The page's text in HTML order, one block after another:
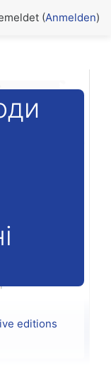
(Anmelden)
editions